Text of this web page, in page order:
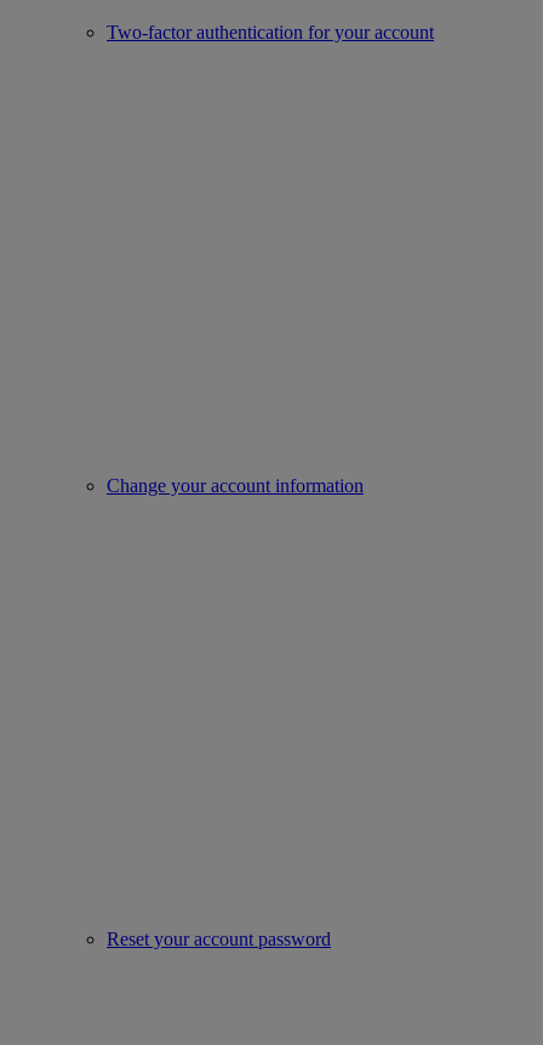
Two-factor authentication for your account
Change your account information
Reset your account password